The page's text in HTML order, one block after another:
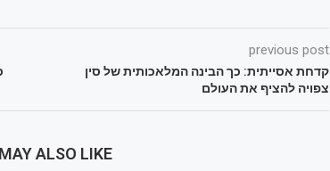
previous post
קדחת אסייתית: כך הבינה המלאכותית של סין
צפויה להציף את העולם
ALSO LIKE